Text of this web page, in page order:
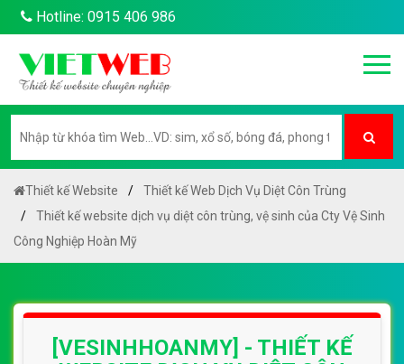
Hotline: 0915 406 986
Thiết kế Website
Thiết kế Web Dịch Vụ Diệt Côn Trùng
Thiết kế website dịch vụ diệt côn trùng, vệ sinh của Cty Vệ Sinh
Công Nghiệp Hoàn Mỹ
[VESINHHOANMY] - THIẾT KẾ